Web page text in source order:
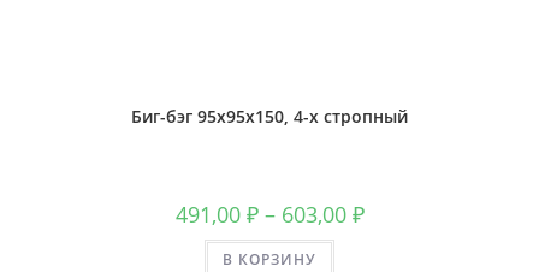
Биг-бэг 95х95х150, 4-х стропный
491,00 ₽ – 603,00 ₽
В КОРЗИНУ